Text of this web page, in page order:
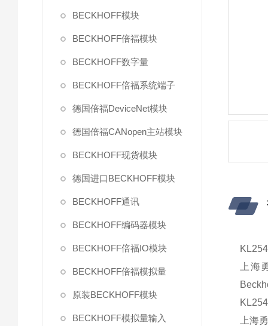
BECKHOFF模块
BECKHOFF倍福模块
BECKHOFF数字量
BECKHOFF倍福系统端子
德国倍福DeviceNet模块
德国倍福CANopen主站模块
BECKHOFF现货模块
德国进口BECKHOFF模块
BECKHOFF通讯
BECKHOFF编码器模块
BECKHOFF倍福IO模块
BECKHOFF倍福模拟量
原装BECKHOFF模块
BECKHOFF模拟量输入
上海
上海